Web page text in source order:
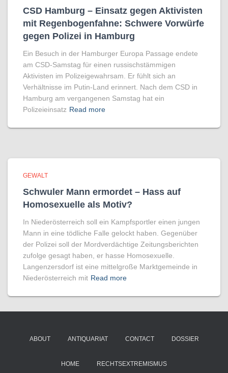
CSD Hamburg – Einsatz gegen Aktivisten
mit Regenbogen­fahne: Schwere Vorwürfe
gegen Polizei in Hamburg
Ein Besuch in der Hamburger Europa Passage endete
am CSD-Samstag für einen russischstämmigen
Aktivisten im Polizeigewahrsam. Er fühlt sich an
Verhältnisse im Putin-Land erinnert. Nach dem CSD in
Hamburg am vergangenen Samstag hat ein
Polizeieinsatz Read more
GEWALT
Schwuler Mann ermordet – Hass auf
Homo­sexuelle als Motiv?
In Niederösterreich soll ein Kampfsportler einen jungen
Mann in eine tödliche Falle gelockt haben. Gegenüber
der Polizei soll der Mordverdächtige Zeitungsberichten
zufolge gesagt haben, er hasse Homosexuelle.
Langenzersdorf ist eine mittelgroße Marktgemeinde in
Niederösterreich mit Read more
ABOUT ANTIQUARIAT CONTACT DOSSIER
HOME RECHTSEXTREMISMUS